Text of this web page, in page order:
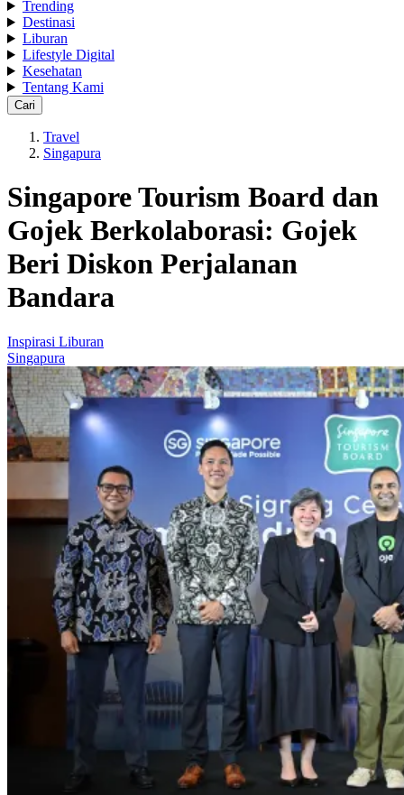
Trending
Destinasi
Liburan
Lifestyle Digital
Kesehatan
Tentang Kami
Cari
Travel
Singapura
Singapore Tourism Board dan
Gojek Berkolaborasi: Gojek
Beri Diskon Perjalanan
Bandara
Inspirasi Liburan
Singapura